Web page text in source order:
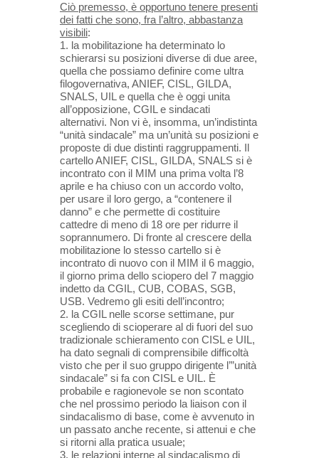
Ciò premesso, è opportuno tenere presenti
dei fatti che sono, fra l’altro, abbastanza
visibili:
1. la mobilitazione ha determinato lo
schierarsi su posizioni diverse di due aree,
quella che possiamo definire come ultra
filogovernativa, ANIEF, CISL, GILDA,
SNALS, UIL e quella che è oggi unita
all’opposizione, CGIL e sindacati
alternativi. Non vi è, insomma, un’indistinta
“unità sindacale” ma un’unità su posizioni e
proposte di due distinti raggruppamenti. Il
cartello ANIEF, CISL, GILDA, SNALS si è
incontrato con il MIM una prima volta l’8
aprile e ha chiuso con un accordo volto,
per usare il loro gergo, a “contenere il
danno” e che permette di costituire
cattedre di meno di 18 ore per ridurre il
soprannumero. Di fronte al crescere della
mobilitazione lo stesso cartello si è
incontrato di nuovo con il MIM il 6 maggio,
il giorno prima dello sciopero del 7 maggio
indetto da CGIL, CUB, COBAS, SGB,
USB. Vedremo gli esiti dell’incontro;
2. la CGIL nelle scorse settimane, pur
scegliendo di scioperare al di fuori del suo
tradizionale schieramento con CISL e UIL,
ha dato segnali di comprensibile difficoltà
visto che per il suo gruppo dirigente l’”unità
sindacale” si fa con CISL e UIL. È
probabile e ragionevole se non scontato
che nel prossimo periodo la liaison con il
sindacalismo di base, come è avvenuto in
un passato anche recente, si attenui e che
si ritorni alla pratica usuale;
3. le relazioni interne al sindacalismo di